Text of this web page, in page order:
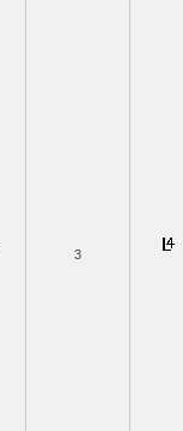
3